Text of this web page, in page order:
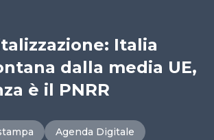
Italia
dalla media UE,
è il PNRR
Agenda Digitale